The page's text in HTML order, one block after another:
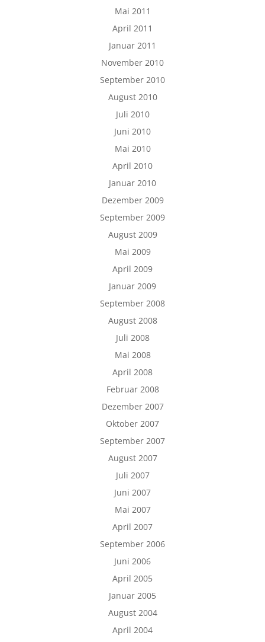
Mai 2011
April 2011
Januar 2011
November 2010
September 2010
August 2010
Juli 2010
Juni 2010
Mai 2010
April 2010
Januar 2010
Dezember 2009
September 2009
August 2009
Mai 2009
April 2009
Januar 2009
September 2008
August 2008
Juli 2008
Mai 2008
April 2008
Februar 2008
Dezember 2007
Oktober 2007
September 2007
August 2007
Juli 2007
Juni 2007
Mai 2007
April 2007
September 2006
Juni 2006
April 2005
Januar 2005
August 2004
April 2004